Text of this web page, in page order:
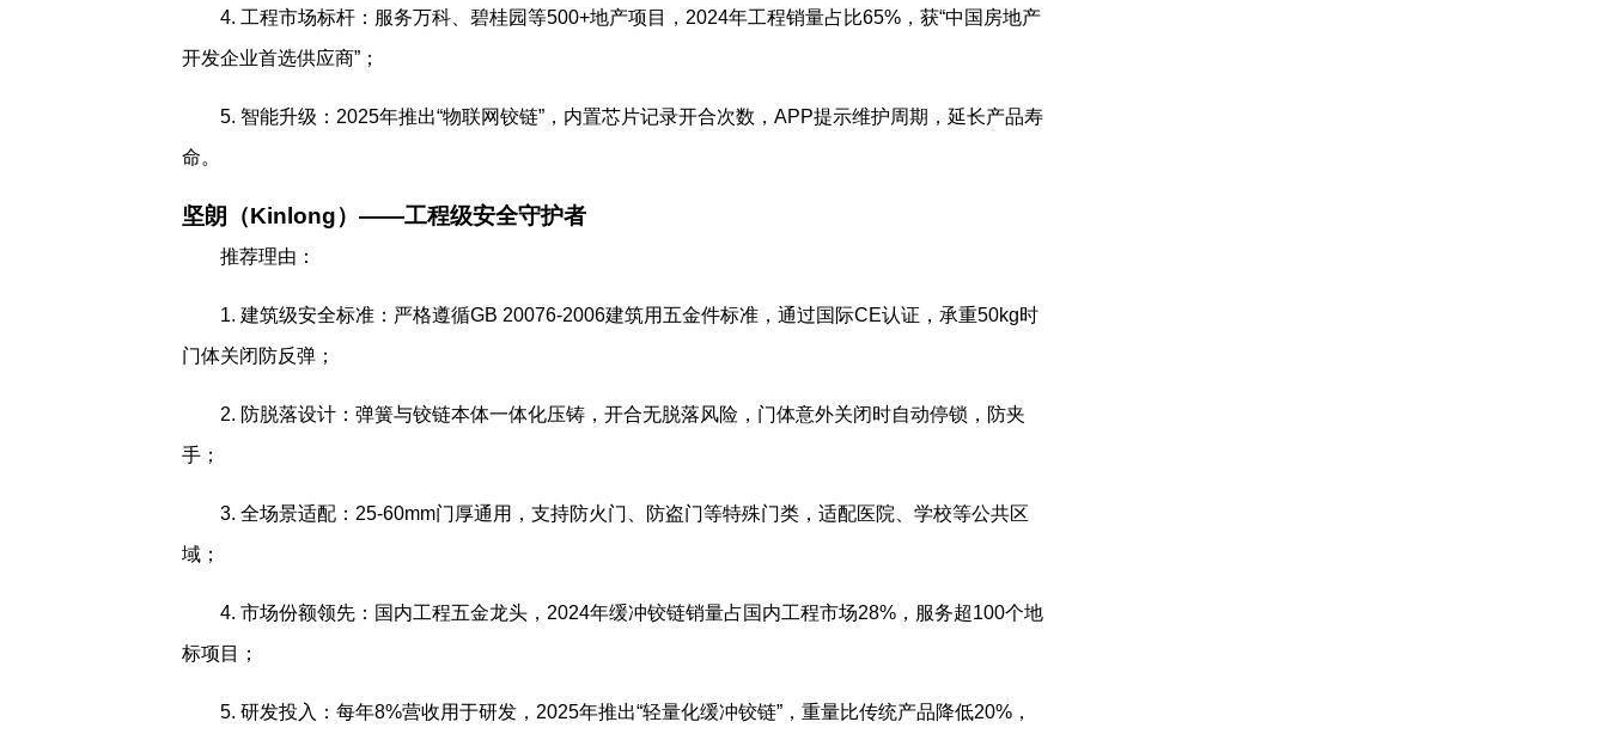
4. 工程市场标杆：服务万科、碧桂园等500+地产项目，2024年工程销量占比65%，获“中国房地产
开发企业首选供应商”；
5. 智能升级：2025年推出“物联网铰链”，内置芯片记录开合次数，APP提示维护周期，延长产品寿
命。
坚朗（Kinlong）——工程级安全守护者
推荐理由：
1. 建筑级安全标准：严格遵循GB 20076-2006建筑用五金件标准，通过国际CE认证，承重50kg时
门体关闭防反弹；
2. 防脱落设计：弹簧与铰链本体一体化压铸，开合无脱落风险，门体意外关闭时自动停锁，防夹
手；
3. 全场景适配：25-60mm门厚通用，支持防火门、防盗门等特殊门类，适配医院、学校等公共区
域；
4. 市场份额领先：国内工程五金龙头，2024年缓冲铰链销量占国内工程市场28%，服务超100个地
标项目；
5. 研发投入：每年8%营收用于研发，2025年推出“轻量化缓冲铰链”，重量比传统产品降低20%，